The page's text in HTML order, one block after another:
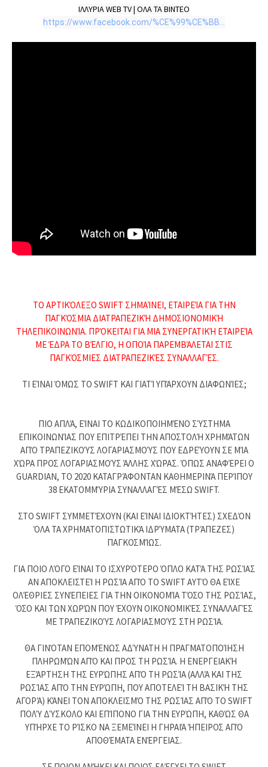
https://www.facebook.com/%CE%99%CE%BB...
ΤΟ ΑΡΤΙΚΌΛΕΞΟ SWIFT ΣΗΜΑΊΝΕΙ, ΕΤΑΙΡΕΊΑ ΓΙΑ ΤΗΝ
ΠΑΓΚΌΣΜΙΑ ΔΙΑΤΡΑΠΕΖΙΚΉ ΔΗΜΟΣΙΟΝΟΜΙΚΉ
ΤΗΛΕΠΙΚΟΙΝΩΝΊΑ. ΠΡΌΚΕΙΤΑΙ ΓΙΑ ΜΙΑ ΣΥΝΕΡΓΑΤΙΚΉ ΕΤΑΙΡΕΊΑ
ΜΕ ΈΔΡΑ ΤΟ ΒΈΛΓΙΟ, Η ΟΠΟΊΑ ΠΑΡΕΜΒΆΛΕΤΑΙ ΣΤΙΣ
ΠΑΓΚΌΣΜΙΕΣ ΔΙΑΤΡΑΠΕΖΙΚΈΣ ΣΥΝΑΛΛΑΓΈΣ.
ΤΙ ΕΊΝΑΙ ΌΜΩΣ ΤΟ SWIFT ΚΑΙ ΓΙΑΤΊ ΥΠΆΡΧΟΥΝ ΔΙΑΦΩΝΊΕΣ;
ΠΙΟ ΑΠΛΆ, ΕΊΝΑΙ ΤΟ ΚΩΔΙΚΟΠΟΙΗΜΈΝΟ ΣΎΣΤΗΜΑ
ΕΠΙΚΟΙΝΩΝΊΑΣ ΠΟΥ ΕΠΙΤΡΈΠΕΙ ΤΗΝ ΑΠΟΣΤΟΛΉ ΧΡΗΜΆΤΩΝ
ΑΠΌ ΤΡΑΠΕΖΙΚΟΎΣ ΛΟΓΑΡΙΑΣΜΟΎΣ ΠΟΥ ΕΔΡΕΎΟΥΝ ΣΕ ΜΊΑ
ΧΏΡΑ ΠΡΟΣ ΛΟΓΑΡΙΑΣΜΟΎΣ ΆΛΛΗΣ ΧΏΡΑΣ. ΌΠΩΣ ΑΝΑΦΈΡΕΙ Ο
GUARDIAN, ΤΟ 2020 ΚΑΤΑΓΡΆΦΟΝΤΑΝ ΚΑΘΗΜΕΡΙΝΆ ΠΕΡΊΠΟΥ
38 ΕΚΑΤΟΜΜΎΡΙΑ ΣΥΝΑΛΛΑΓΈΣ ΜΈΣΩ SWIFT.
ΣΤΟ SWIFT ΣΥΜΜΕΤΈΧΟΥΝ (ΚΑΙ ΕΊΝΑΙ ΙΔΙΟΚΤΉΤΕΣ) ΣΧΕΔΌΝ
ΌΛΑ ΤΑ ΧΡΗΜΑΤΟΠΙΣΤΩΤΙΚΆ ΙΔΡΎΜΑΤΑ (ΤΡΆΠΕΖΕΣ)
ΠΑΓΚΟΣΜΊΩΣ.
ΓΙΑ ΠΟΙΟ ΛΌΓΟ ΕΊΝΑΙ ΤΟ ΙΣΧΥΡΌΤΕΡΟ ΌΠΛΟ ΚΑΤΆ ΤΗΣ ΡΩΣΊΑΣ
ΑΝ ΑΠΟΚΛΕΙΣΤΕΊ Η ΡΩΣΊΑ ΑΠΌ ΤΟ SWIFT ΑΥΤΌ ΘΑ ΕΊΧΕ
ΟΛΈΘΡΙΕΣ ΣΥΝΈΠΕΙΕΣ ΓΙΑ ΤΗΝ ΟΙΚΟΝΟΜΊΑ ΤΌΣΟ ΤΗΣ ΡΩΣΊΑΣ,
ΌΣΟ ΚΑΙ ΤΩΝ ΧΩΡΏΝ ΠΟΥ ΈΧΟΥΝ ΟΙΚΟΝΟΜΙΚΈΣ ΣΥΝΑΛΛΑΓΈΣ
ΜΕ ΤΡΑΠΕΖΙΚΟΎΣ ΛΟΓΑΡΙΑΣΜΟΎΣ ΣΤΗ ΡΩΣΊΑ.
ΘΑ ΓΙΝΌΤΑΝ ΕΠΟΜΈΝΩΣ ΑΔΎΝΑΤΗ Η ΠΡΑΓΜΑΤΟΠΟΊΗΣΗ
ΠΛΗΡΩΜΏΝ ΑΠΌ ΚΑΙ ΠΡΟΣ ΤΗ ΡΩΣΊΑ. Η ΕΝΕΡΓΕΙΑΚΉ
ΕΞΆΡΤΗΣΗ ΤΗΣ ΕΥΡΏΠΗΣ ΑΠΌ ΤΗ ΡΩΣΊΑ (ΑΛΛΆ ΚΑΙ ΤΗΣ
ΡΩΣΊΑΣ ΑΠΌ ΤΗΝ ΕΥΡΏΠΗ, ΠΟΥ ΑΠΟΤΕΛΕΊ ΤΗ ΒΑΣΙΚΉ ΤΗΣ
ΑΓΟΡΆ) ΚΆΝΕΙ ΤΟΝ ΑΠΟΚΛΕΙΣΜΌ ΤΗΣ ΡΩΣΊΑΣ ΑΠΌ ΤΟ SWIFT
ΠΟΛΎ ΔΎΣΚΟΛΟ ΚΑΙ ΕΠΊΠΟΝΟ ΓΙΑ ΤΗΝ ΕΥΡΏΠΗ, ΚΑΘΏΣ ΘΑ
ΥΠΉΡΧΕ ΤΟ ΡΊΣΚΟ ΝΑ ΞΕΜΕΊΝΕΙ Η ΓΗΡΑΙΆ ΉΠΕΙΡΟΣ ΑΠΌ
ΑΠΟΘΈΜΑΤΑ ΕΝΈΡΓΕΙΑΣ.